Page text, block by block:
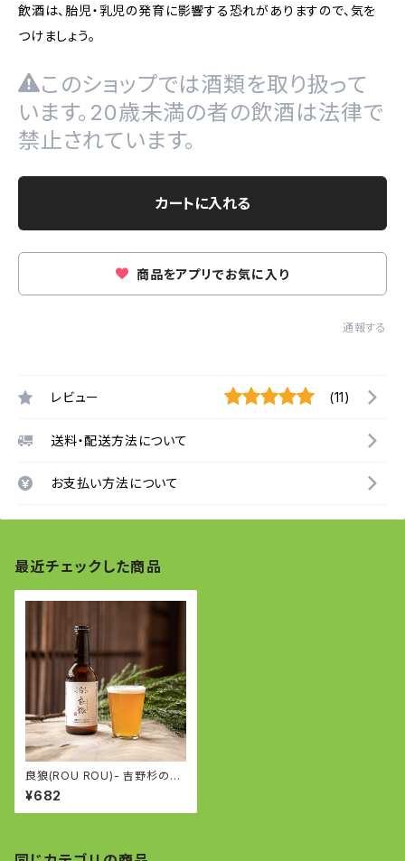
飲酒は、胎児・乳児の発育に影響する恐れがありますので、気を
つけましょう。
このショップでは酒類を取り扱って
います。20歳未満の者の飲酒は法律で
禁止されています。
カートに入れる
商品をアプリでお気に入り
通報する
レビュー (11)
送料・配送方法について
お支払い方法について
最近チェックした商品
良狼(ROU ROU)- 吉野杉のペ
ールエール - English Pale Al
e
¥682